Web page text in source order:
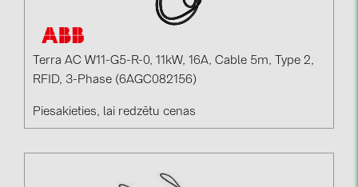
Terra AC W11-G5-R-0, 11kW, 16A, Cable 5m, Type 2,
RFID, 3-Phase (6AGC082156)
Piesakieties, lai redzētu cenas